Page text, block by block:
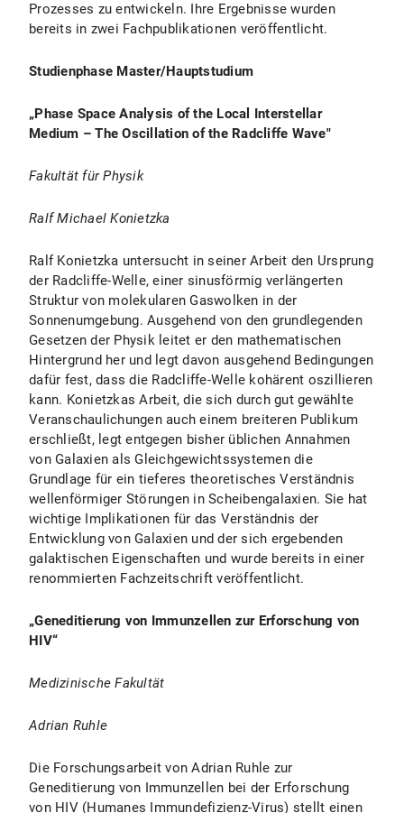
Prozesses zu entwickeln. Ihre Ergebnisse wurden
bereits in zwei Fachpublikationen veröffentlicht.
Studienphase Master/Hauptstudium
„Phase Space Analysis of the Local Interstellar
Medium – The Oscillation of the Radcliffe Wave"
Fakultät für Physik
Ralf Michael Konietzka
Ralf Konietzka untersucht in seiner Arbeit den Ursprung
der Radcliffe-Welle, einer sinusförmig verlängerten
Struktur von molekularen Gaswolken in der
Sonnenumgebung. Ausgehend von den grundlegenden
Gesetzen der Physik leitet er den mathematischen
Hintergrund her und legt davon ausgehend Bedingungen
dafür fest, dass die Radcliffe-Welle kohärent oszillieren
kann. Konietzkas Arbeit, die sich durch gut gewählte
Veranschaulichungen auch einem breiteren Publikum
erschließt, legt entgegen bisher üblichen Annahmen
von Galaxien als Gleichgewichtssystemen die
Grundlage für ein tieferes theoretisches Verständnis
wellenförmiger Störungen in Scheibengalaxien. Sie hat
wichtige Implikationen für das Verständnis der
Entwicklung von Galaxien und der sich ergebenden
galaktischen Eigenschaften und wurde bereits in einer
renommierten Fachzeitschrift veröffentlicht.
„Geneditierung von Immunzellen zur Erforschung von
HIV“
Medizinische Fakultät
Adrian Ruhle
Die Forschungsarbeit von Adrian Ruhle zur
Geneditierung von Immunzellen bei der Erforschung
von HIV (Humanes Immundefizienz-Virus) stellt einen